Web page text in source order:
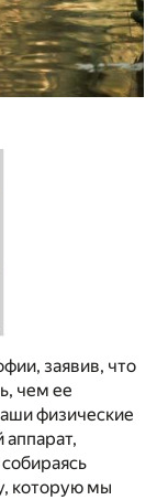
заявив, что
чем ее
физические
которую мы